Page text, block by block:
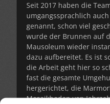
Seit 2017 haben die
umgangssprachlich
genannt, schon viel
wurde der Brunnen auf
Mausoleum wieder
dazu aufbereitet. Es ist
die Arbeit geht hier so
fast die gesamte
hergerichtet, die
Mosaikboden von